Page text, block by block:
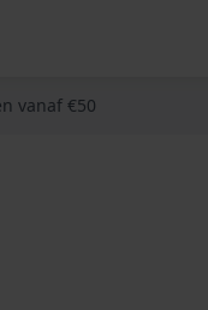
vanaf €50